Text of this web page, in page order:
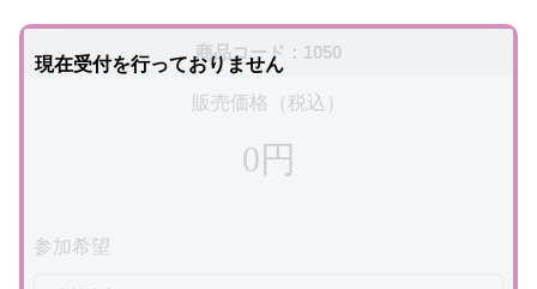
商品コード：1050
販売価格（税込）
0円
参加希望
現在受付を行っておりません